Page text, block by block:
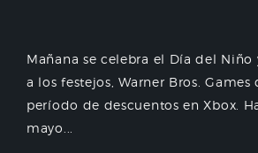
Mañana se celebra el Día del Niño
a los festejos, Warner Bros.
período de descuentos en Xbox.
mayo...